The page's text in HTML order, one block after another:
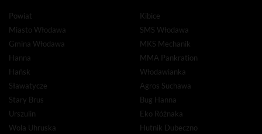
Powiat
Miasto Włodawa
Gmina Włodawa
Hanna
Hańsk
Sławatycze
Stary Brus
Urszulin
Wola Uhruska
Kibice
SMS Włodawa
MKS Mechanik
MMA Pankration
Włodawianka
Agros Suchawa
Bug Hanna
Eko Różnaka
Hutnik Dubeczno